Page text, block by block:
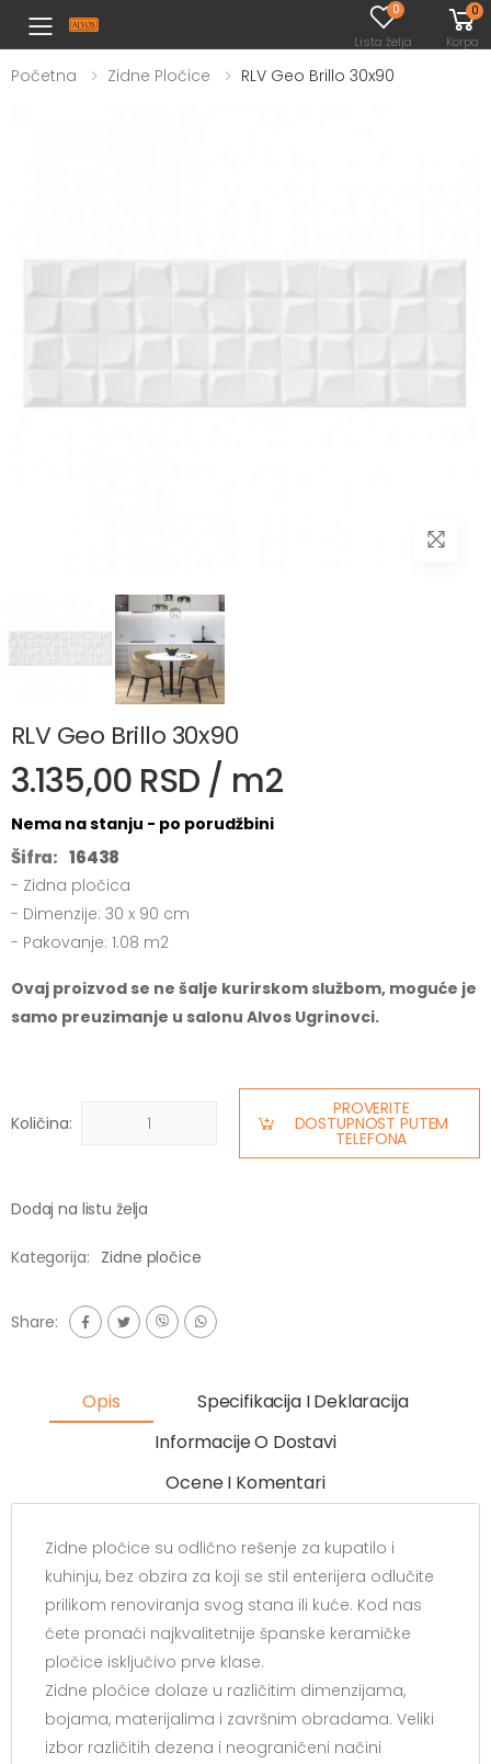
Toggle mobile menu
0
Lista želja
0
Korpa
Početna Zidne Pločice RLV Geo Brillo 30x90
RLV Geo Brillo 30x90
3.135,00 RSD / m2
Nema na stanju - po porudžbini
Šifra: 16438
- Zidna pločica
- Dimenzije: 30 x 90 cm
- Pakovanje: 1.08 m2
Ovaj proizvod se ne šalje kurirskom službom, moguće je
samo preuzimanje u salonu Alvos Ugrinovci.
Količina:
PROVERITE
DOSTUPNOST PUTEM
TELEFONA
Dodaj na listu želja
Kategorija: Zidne pločice
Share:
Opis
Specifikacija I Deklaracija
Informacije O Dostavi
Ocene I Komentari
Zidne pločice su odlično rešenje za kupatilo i
kuhinju, bez obzira za koji se stil enterijera odlučite
prilikom renoviranja svog stana ili kuće. Kod nas
ćete pronaći najkvalitetnije španske keramičke
pločice isključivo prve klase.
Zidne pločice dolaze u različitim dimenzijama,
bojama, materijalima i završnim obradama. Veliki
izbor različitih dezena i neograničeni načini